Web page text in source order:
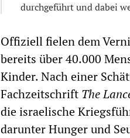
durchgeführt und dabei
Offiziell fielen dem
bereits über 40.000
Kinder. Nach einer
Fachzeitschrift The
die israelische
darunter Hunger und